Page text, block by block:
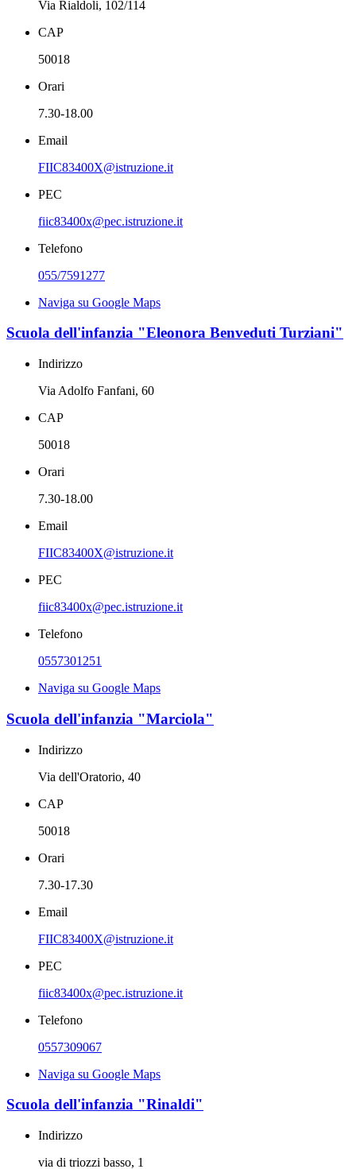
Via Rialdoli, 102/114
CAP
50018
Orari
7.30-18.00
Email
FIIC83400X@istruzione.it
PEC
fiic83400x@pec.istruzione.it
Telefono
055/7591277
Naviga su Google Maps
Scuola dell'infanzia "Eleonora Benveduti Turziani"
Indirizzo
Via Adolfo Fanfani, 60
CAP
50018
Orari
7.30-18.00
Email
FIIC83400X@istruzione.it
PEC
fiic83400x@pec.istruzione.it
Telefono
0557301251
Naviga su Google Maps
Scuola dell'infanzia "Marciola"
Indirizzo
Via dell'Oratorio, 40
CAP
50018
Orari
7.30-17.30
Email
FIIC83400X@istruzione.it
PEC
fiic83400x@pec.istruzione.it
Telefono
0557309067
Naviga su Google Maps
Scuola dell'infanzia "Rinaldi"
Indirizzo
via di triozzi basso, 1